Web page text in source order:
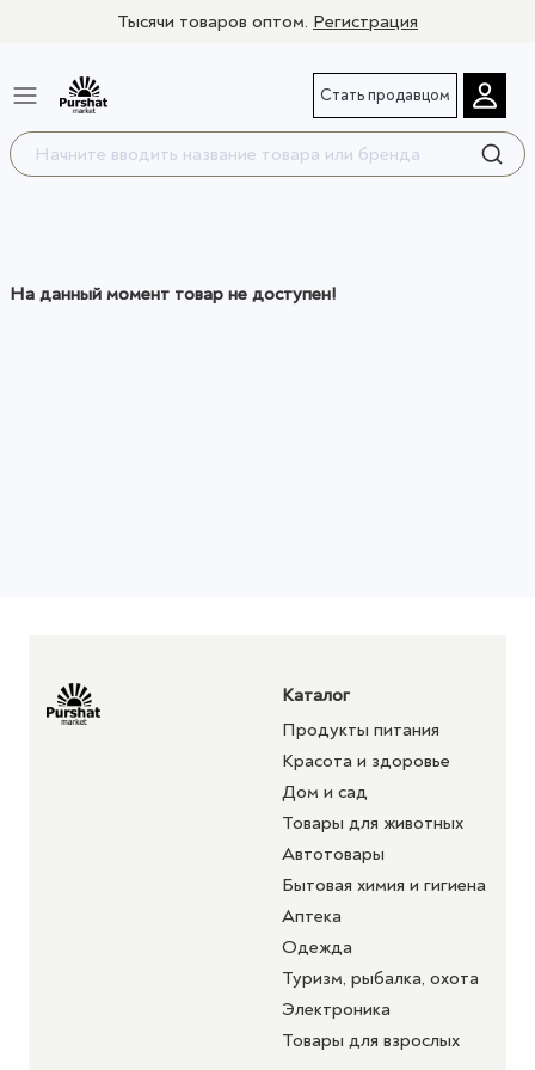
Тысячи товаров оптом. Регистрация
Стать продавцом
На данный момент товар не доступен!
Каталог
Продукты питания
Красота и здоровье
Дом и сад
Товары для животных
Автотовары
Бытовая химия и гигиена
Аптека
Одежда
Туризм, рыбалка, охота
Электроника
Товары для взрослых